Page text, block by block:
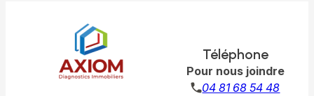
Téléphone
Pour nous joindre
04 81 68 54 48